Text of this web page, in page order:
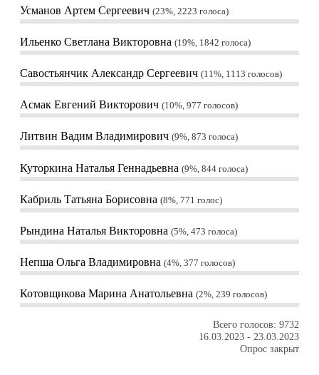
Усманов Артем Сергеевич 23%, 2223 голоса
Ильенко Светлана Викторовна 19%, 1842 голоса
Савостьянчик Александр Сергеевич 11%, 1113 голосов
Асмак Евгений Викторович 10%, 977 голосов
Литвин Вадим Владимирович 9%, 873 голоса
Куторкина Наталья Геннадьевна 9%, 844 голоса
Кабриль Татьяна Борисовна 8%, 771 голос
Рындина Наталья Викторовна 5%, 473 голоса
Непша Ольга Владимировна 4%, 377 голосов
Котовщикова Марина Анатольевна 2%, 239 голосов
Всего голосов: 9732
16.03.2023 - 23.03.2023
Опрос закрыт